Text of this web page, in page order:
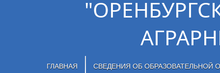
ГЛАВНАЯ СВЕДЕНИЯ ОБ ОБРАЗОВАТЕЛЬНОЙ